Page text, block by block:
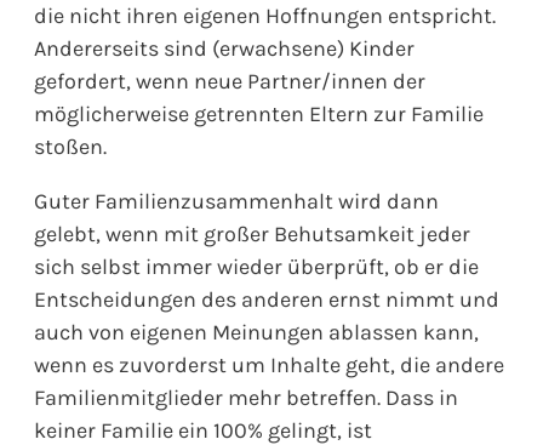
die nicht ihren eigenen Hoffnungen entspricht.
Andererseits sind (erwachsene) Kinder
gefordert, wenn neue Partner/innen der
möglicherweise getrennten Eltern zur Familie
stoßen.
Guter Familienzusammenhalt wird dann
gelebt, wenn mit großer Behutsamkeit jeder
sich selbst immer wieder überprüft, ob er die
Entscheidungen des anderen ernst nimmt und
auch von eigenen Meinungen ablassen kann,
wenn es zuvorderst um Inhalte geht, die andere
Familienmitglieder mehr betreffen. Dass in
keiner Familie ein 100% gelingt, ist